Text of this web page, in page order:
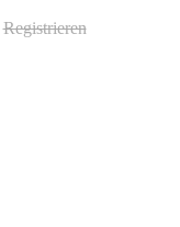
Registrieren